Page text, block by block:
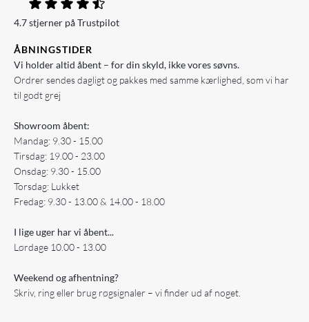
4.7 stjerner på Trustpilot
ÅBNINGSTIDER
Vi holder altid åbent – for din skyld, ikke vores søvns.
Ordrer sendes dagligt og pakkes med samme kærlighed, som vi har
til godt grej
Showroom åbent:
Mandag: 9.30 - 15.00
Tirsdag: 19.00 - 23.00
Onsdag: 9.30 - 15.00
Torsdag: Lukket
Fredag: 9.30 - 13.00 & 14.00 - 18.00
I lige uger har vi åbent...
Lørdage 10.00 - 13.00
Weekend og afhentning?
Skriv, ring eller brug røgsignaler – vi finder ud af noget.